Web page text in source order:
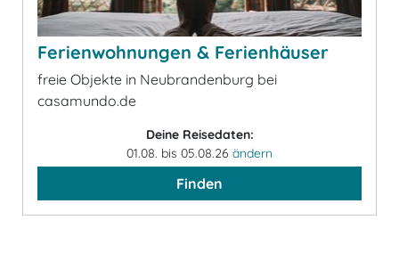
Ferienwohnungen & Ferienhäuser
freie Objekte in Neubrandenburg bei
casamundo.de
Deine Reisedaten:
01.08. bis 05.08.26 ändern
Finden